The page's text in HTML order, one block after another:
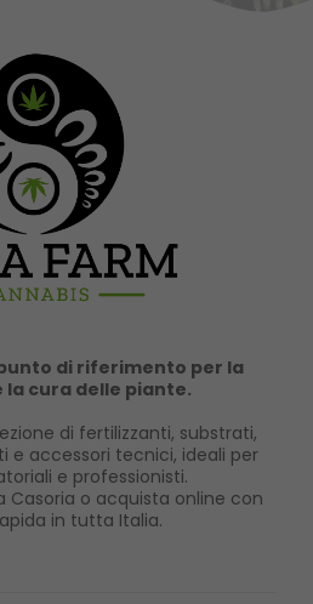
di riferimento per la
la cura delle piante.
di fertilizzanti, substrati,
e accessori tecnici, ideali per
e professionisti.
Casoria o acquista online con
in tutta Italia.